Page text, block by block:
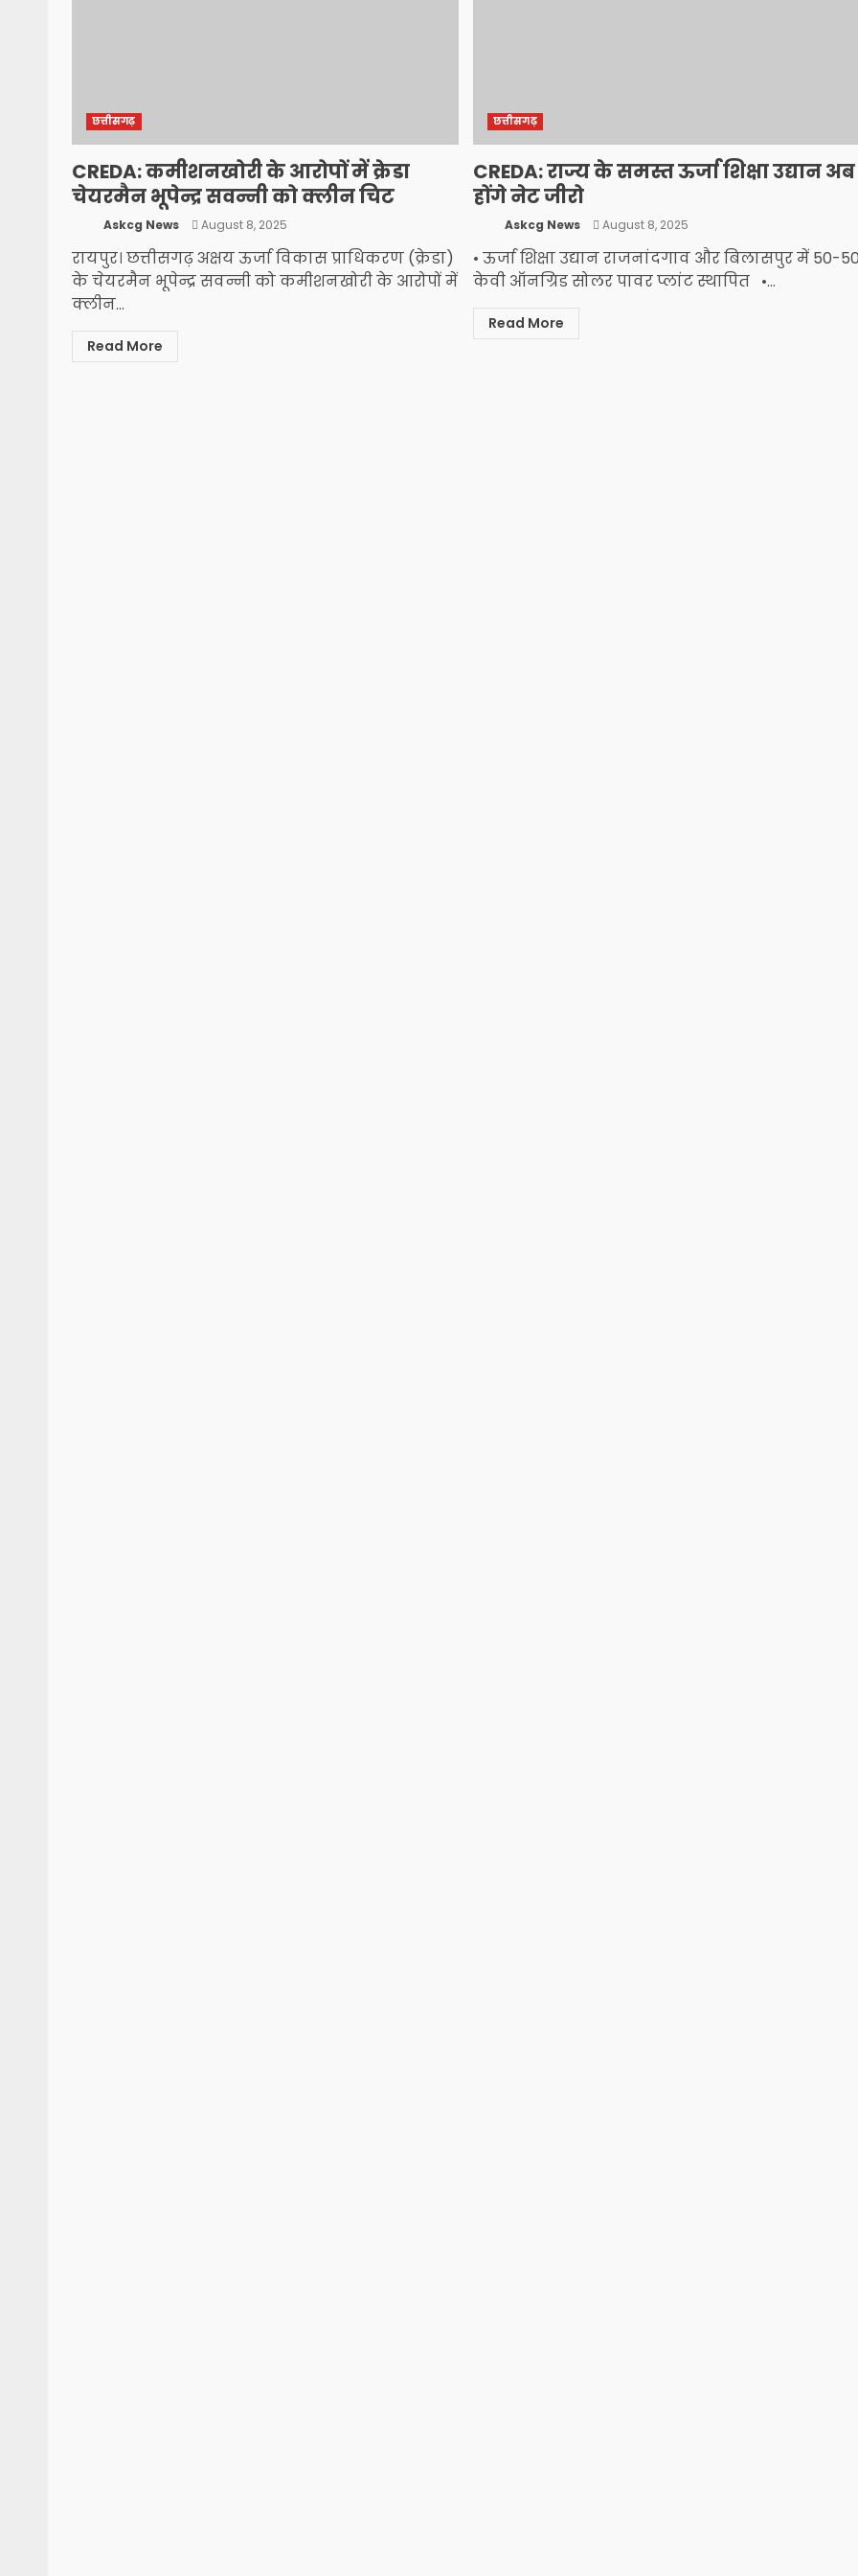
छत्तीसगढ़
CREDA: कमीशनखोरी के आरोपों में क्रेडा
चेयरमैन भूपेन्द्र सवन्नी को क्लीन चिट
Askcg News August 8, 2025
रायपुर। छत्तीसगढ़ अक्षय ऊर्जा विकास प्राधिकरण (क्रेडा)
के चेयरमैन भूपेन्द्र सवन्नी को कमीशनखोरी के आरोपों में
क्लीन...
Read More
छत्तीसगढ़
CREDA: राज्य के समस्त ऊर्जा शिक्षा उद्यान अब
होंगे नेट जीरो
Askcg News August 8, 2025
• ऊर्जा शिक्षा उद्यान राजनांदगाव और बिलासपुर में 50-
केवी ऑनग्रिड सोलर पावर प्लांट स्थापित •...
Read More